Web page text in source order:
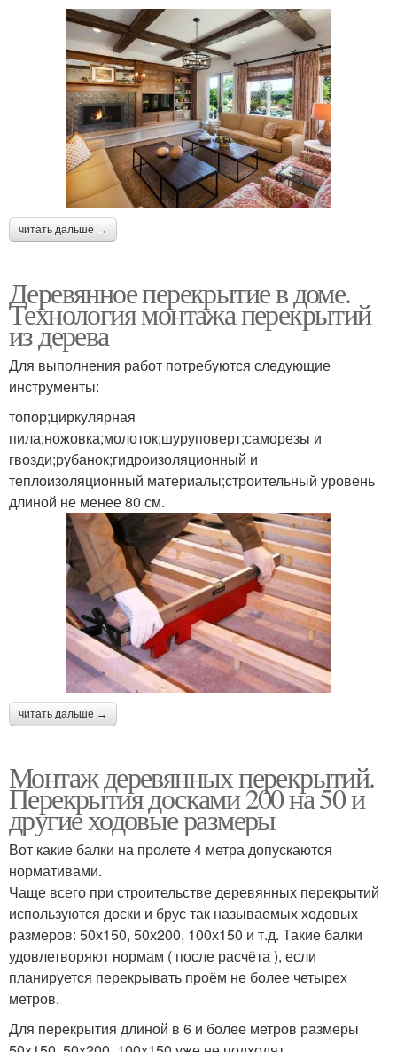
читать дальше →
Деревянное перекрытие в доме.
Технология монтажа перекрытий
из дерева
Для выполнения работ потребуются следующие
инструменты:
топор;циркулярная
пила;ножовка;молоток;шуруповерт;саморезы и
гвозди;рубанок;гидроизоляционный и
теплоизоляционный материалы;строительный уровень
длиной не менее 80 см.
читать дальше →
Монтаж деревянных перекрытий.
Перекрытия досками 200 на 50 и
другие ходовые размеры
Вот какие балки на пролете 4 метра допускаются
нормативами.
Чаще всего при строительстве деревянных перекрытий
используются доски и брус так называемых ходовых
размеров: 50х150, 50х200, 100х150 и т.д. Такие балки
удовлетворяют нормам ( после расчёта ), если
планируется перекрывать проём не более четырех
метров.
Для перекрытия длиной в 6 и более метров размеры